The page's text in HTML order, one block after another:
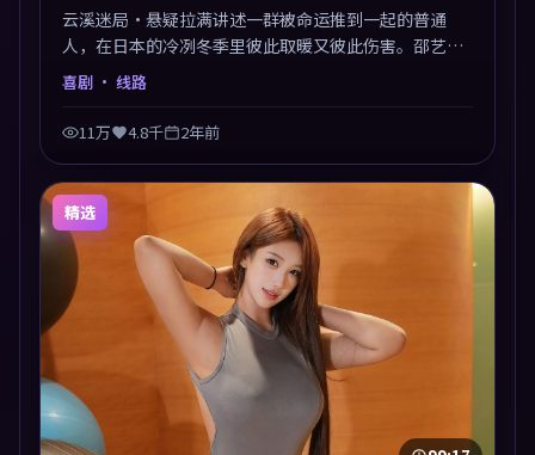
云溪迷局·悬疑拉满讲述一群被命运推到一起的普通
人，在日本的冷冽冬季里彼此取暖又彼此伤害。邵艺辉
以喜剧类型外壳探讨信任与背叛，映后讨论度颇高。片
喜剧 · 线路
11万 4.8千 2年前
精选